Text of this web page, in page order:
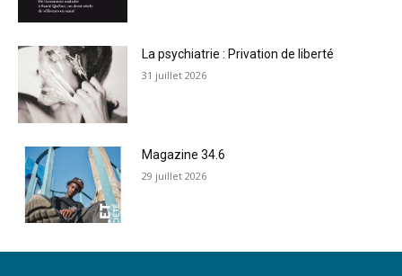
La psychiatrie : Privation de liberté
31 juillet 2026
Magazine 34.6
29 juillet 2026